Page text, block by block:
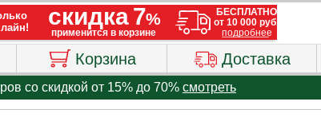
Корзина Доставка
со скидкой от 15% до 70% смотреть